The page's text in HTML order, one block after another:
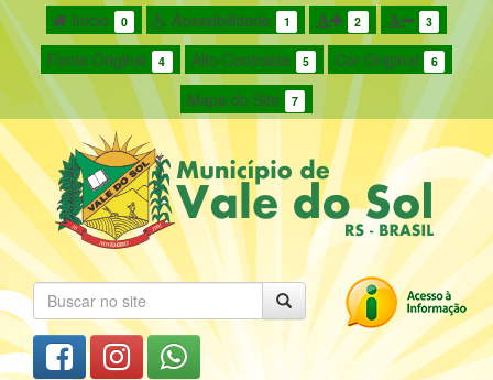
Início 0 Acessibilidade 1 2 3
Fonte Original 4 Alto Contraste 5 Cor Original 6
Mapa do Site 7